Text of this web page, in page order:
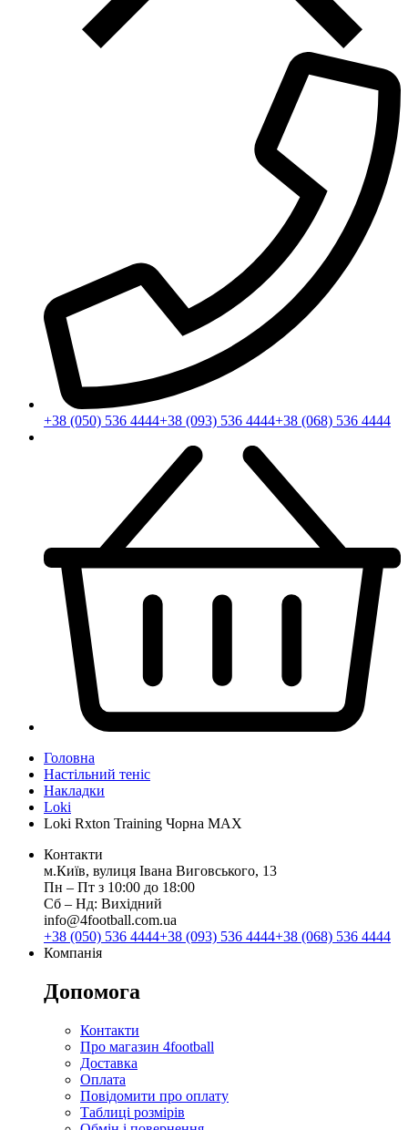
+38 (050) 536 4444+38 (093) 536 4444+38 (068) 536 4444
Головна
Настільний теніс
Накладки
Loki
Loki Rxton Training Чорна МАХ
Контакти
м.Київ, вулиця Івана Виговського, 13
Пн ‒ Пт з 10:00 до 18:00
Сб ‒ Нд: Вихідний
info@4football.com.ua
+38 (050) 536 4444+38 (093) 536 4444+38 (068) 536 4444
Компанія
Допомога
Контакти
Про магазин 4football
Доставка
Оплата
Повідомити про оплату
Таблиці розмірів